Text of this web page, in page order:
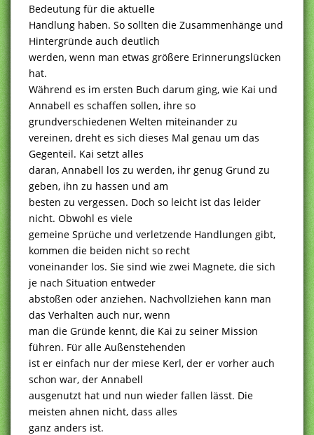
Bedeutung für die aktuelle
Handlung haben. So sollten die Zusammenhänge und
Hintergründe auch deutlich
werden, wenn man etwas größere Erinnerungslücken
hat.
Während es im ersten Buch darum ging, wie Kai und
Annabell es schaffen sollen, ihre so
grundverschiedenen Welten miteinander zu
vereinen, dreht es sich dieses Mal genau um das
Gegenteil. Kai setzt alles
daran, Annabell los zu werden, ihr genug Grund zu
geben, ihn zu hassen und am
besten zu vergessen. Doch so leicht ist das leider
nicht. Obwohl es viele
gemeine Sprüche und verletzende Handlungen gibt,
kommen die beiden nicht so recht
voneinander los. Sie sind wie zwei Magnete, die sich
je nach Situation entweder
abstoßen oder anziehen. Nachvollziehen kann man
das Verhalten auch nur, wenn
man die Gründe kennt, die Kai zu seiner Mission
führen. Für alle Außenstehenden
ist er einfach nur der miese Kerl, der er vorher auch
schon war, der Annabell
ausgenutzt hat und nun wieder fallen lässt. Die
meisten ahnen nicht, dass alles
ganz anders ist.